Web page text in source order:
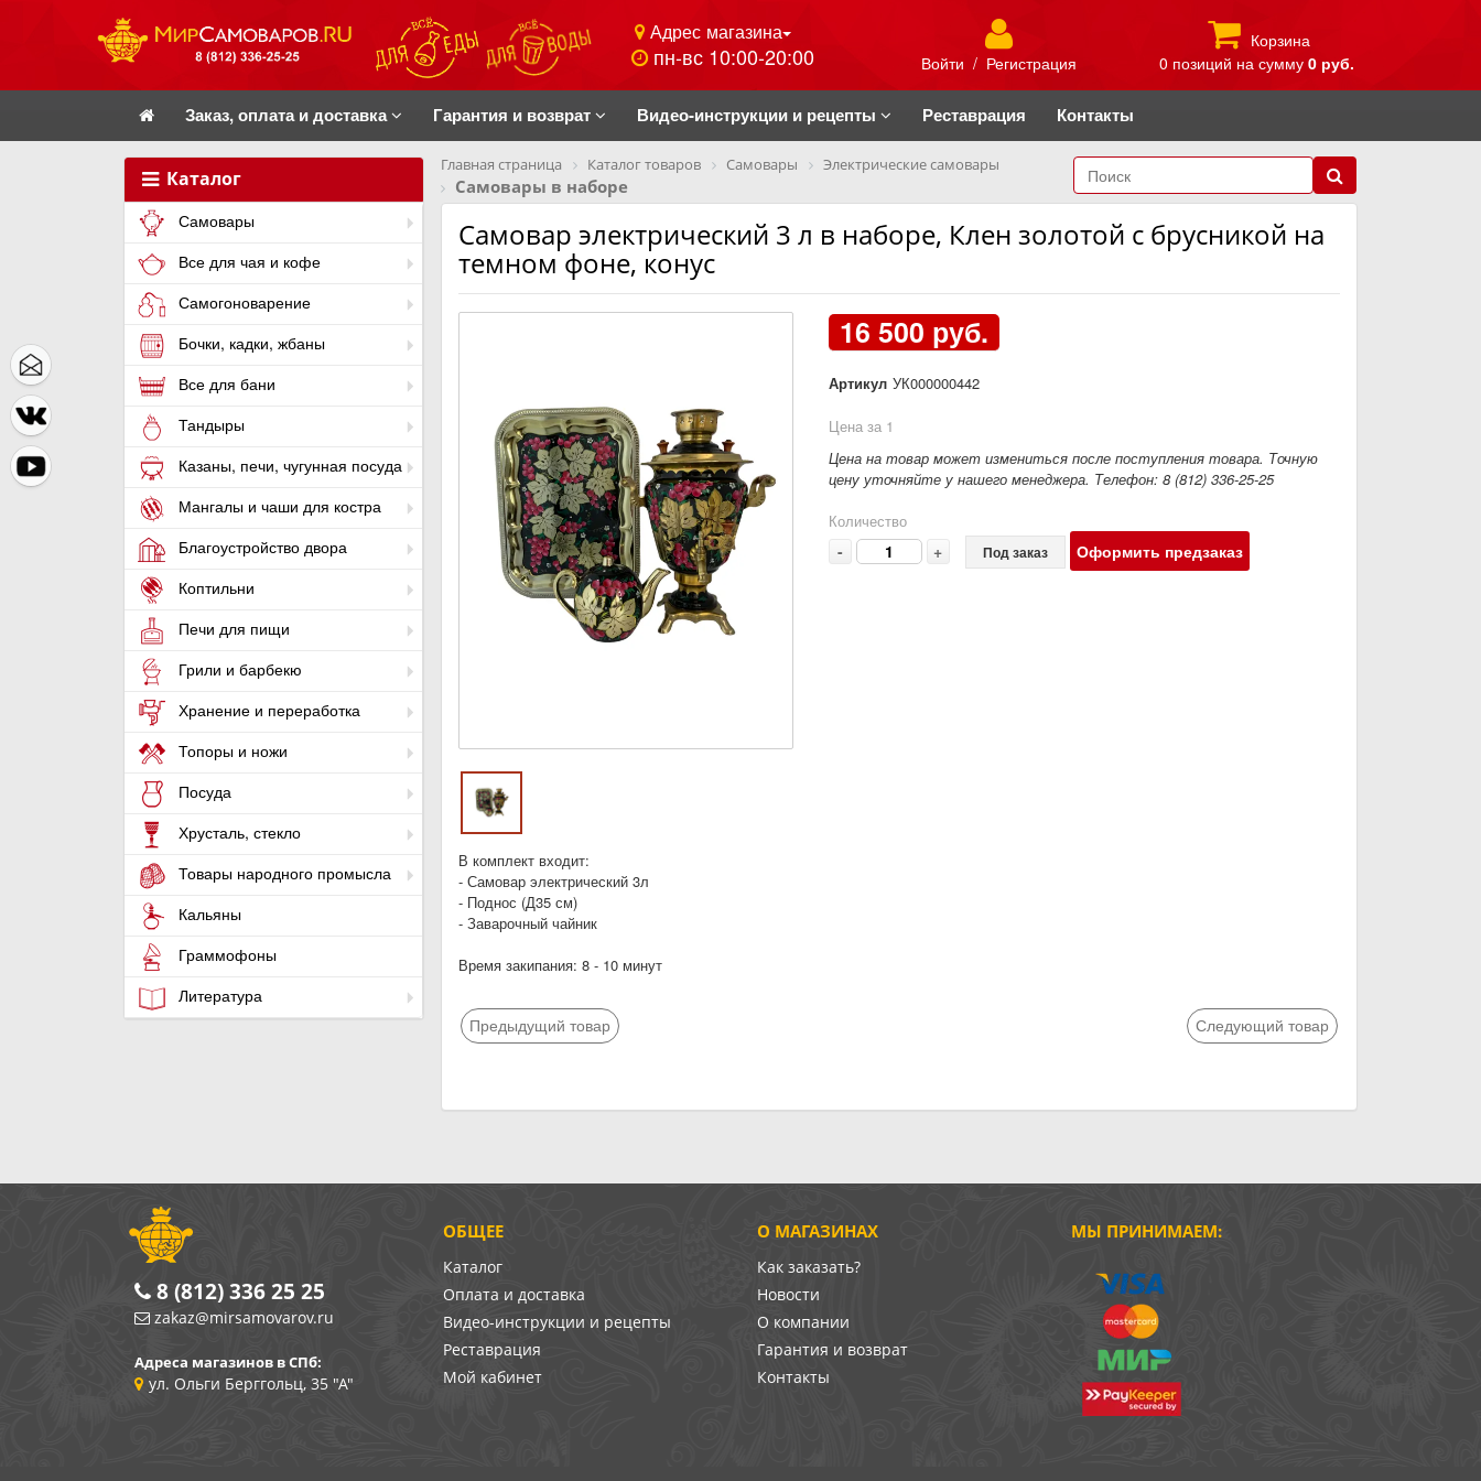
Адрес магазина
пн-вс 10:00-20:00 Войти / Регистрация
Корзина
0 позиций на сумму 0 руб.
Заказ, оплата и доставка Гарантия и возврат Видео-инструкции и рецепты Реставрация Контакты
Каталог
Самовары
Все для чая и кофе
Самогоноварение
Бочки, кадки, жбаны
Все для бани
Тандыры
Казаны, печи, чугунная посуда
Мангалы и чаши для костра
Благоустройство двора
Коптильни
Печи для пищи
Грили и барбекю
Хранение и переработка
Топоры и ножи
Посуда
Хрусталь, стекло
Товары народного промысла
Кальяны
Граммофоны
Литература
Главная страница Каталог товаров Самовары Электрические самовары
Самовары в наборе
Самовар электрический 3 л в наборе, Клен золотой с брусникой на
темном фоне, конус
16 500 руб.
Артикул УК000000442
Цена за 1
Цена на товар может измениться после поступления товара. Точную
цену уточняйте у нашего менеджера. Телефон: 8 (812) 336-25-25
Количество
- + Под заказ Оформить предзаказ
В комплект входит:
- Самовар электрический 3л
- Поднос (Д35 см)
- Заварочный чайник
Время закипания: 8 - 10 минут
Предыдущий товар Следующий товар
О МАГАЗИНАХ
Как заказать?
Новости
О компании
Гарантия и возврат
Контакты
ОБЩЕЕ
Каталог
Оплата и доставка
Видео-инструкции и рецепты
Реставрация
Мой кабинет
МЫ ПРИНИМАЕМ:
8 (812) 336 25 25
zakaz@mirsamovarov.ru
Адреса магазинов в СПб:
ул. Ольги Берггольц, 35 "А"